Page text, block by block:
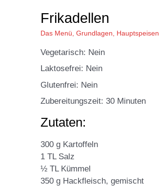
Frikadellen
Das Menü Grundlagen Hauptspeisen
Vegetarisch: Nein
Laktosefrei: Nein
Glutenfrei: Nein
Zubereitungszeit: 30 Minuten
Zutaten:
300 g Kartoffeln
1 TL Salz
½ TL Kümmel
350 g Hackfleisch, gemischt